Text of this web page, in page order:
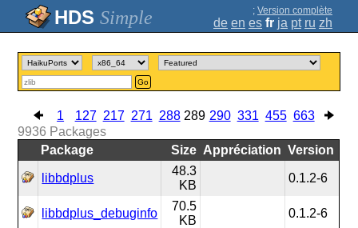
Simple ; Version complète
de en es fr ja pt ru zh
Go
1 127 217 271 288 289 290 331 455 663
9936 Packages
Package
Size Appréciation Version
libbdplus
48.3
KB
0.1.2-6
libbdplus_debuginfo
70.5
KB
0.1.2-6